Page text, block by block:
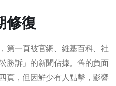
修復
第一頁被官網、維基百科、社
勝訴」的新聞佔據。舊的負面
頁，但因鮮少有人點擊，影響